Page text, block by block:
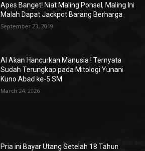
Apes Banget! Niat Maling Ponsel, Maling Ini
Malah Dapat Jackpot Barang Berharga
September 23, 2019
AI Akan Hancurkan Manusia ! Ternyata
Sudah Terungkap pada Mitologi Yunani
Kuno Abad ke-5 SM
March 24, 2026
Pria ini Bayar Utang Setelah 18 Tahun